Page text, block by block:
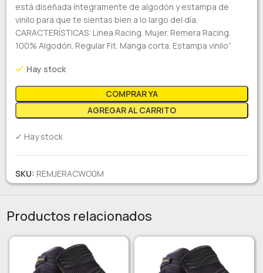
está diseñada íntegramente de algodón y estampa de
vinilo para que te sientas bien a lo largo del día.
CARACTERÍSTICAS: Linea Racing. Mujer. Remera Racing.
100% Algodón. Regular Fit. Manga corta. Estampa vinilo”
Hay stock
AGREGAR AL CARRITO
COMPRAR YA
✓ Hay stock
SKU: REMJERACWO0M
Productos relacionados